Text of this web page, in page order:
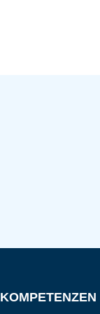
KOMPETENZEN